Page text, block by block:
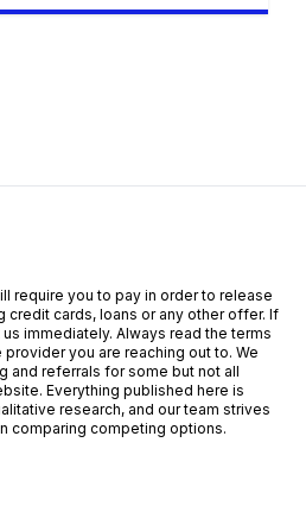
Préstamo Personal,
require you to pay in order to release
credit cards, loans or any other offer. If
immediately. Always read the terms
you are reaching out to. We
and referrals for some but not all
Everything published here is
research, and our team strives
comparing competing options.